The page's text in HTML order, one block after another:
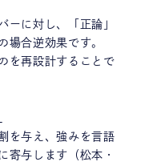
ーに対し、「正論」
場合逆効果です。
を再設計することで
を与え、強みを言語
寄与します（松本・